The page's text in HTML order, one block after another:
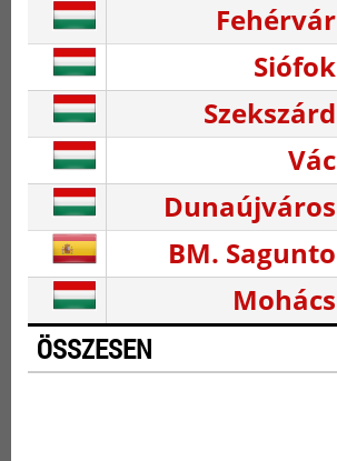
Fehérvár
Siófok
Szekszárd
Vác
Dunaújváros
BM. Sagunto
Mohács
ÖSSZESEN